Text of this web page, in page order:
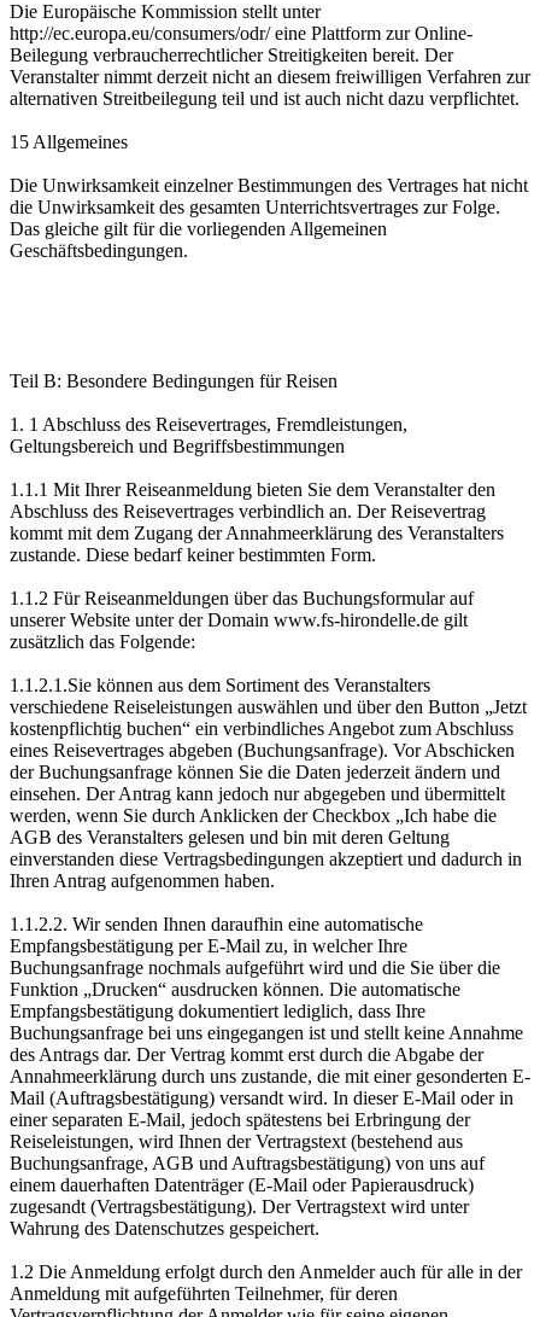
Die Europäische Kommission stellt unter
http://ec.europa.eu/consumers/odr/ eine Plattform zur Online-
Beilegung verbraucherrechtlicher Streitigkeiten bereit. Der
Veranstalter nimmt derzeit nicht an diesem freiwilligen Verfahren zur
alternativen Streitbeilegung teil und ist auch nicht dazu verpflichtet.
15 Allgemeines
Die Unwirksamkeit einzelner Bestimmungen des Vertrages hat nicht
die Unwirksamkeit des gesamten Unterrichtsvertrages zur Folge.
Das gleiche gilt für die vorliegenden Allgemeinen
Geschäftsbedingungen.
Teil B: Besondere Bedingungen für Reisen
1. 1 Abschluss des Reisevertrages, Fremdleistungen,
Geltungsbereich und Begriffsbestimmungen
1.1.1 Mit Ihrer Reiseanmeldung bieten Sie dem Veranstalter den
Abschluss des Reisevertrages verbindlich an. Der Reisevertrag
kommt mit dem Zugang der Annahmeerklärung des Veranstalters
zustande. Diese bedarf keiner bestimmten Form.
1.1.2 Für Reiseanmeldungen über das Buchungsformular auf
unserer Website unter der Domain www.fs-hirondelle.de gilt
zusätzlich das Folgende:
1.1.2.1.Sie können aus dem Sortiment des Veranstalters
verschiedene Reiseleistungen auswählen und über den Button „Jetzt
kostenpflichtig buchen“ ein verbindliches Angebot zum Abschluss
eines Reisevertrages abgeben (Buchungsanfrage). Vor Abschicken
der Buchungsanfrage können Sie die Daten jederzeit ändern und
einsehen. Der Antrag kann jedoch nur abgegeben und übermittelt
werden, wenn Sie durch Anklicken der Checkbox „Ich habe die
AGB des Veranstalters gelesen und bin mit deren Geltung
einverstanden diese Vertragsbedingungen akzeptiert und dadurch in
Ihren Antrag aufgenommen haben.
1.1.2.2. Wir senden Ihnen daraufhin eine automatische
Empfangsbestätigung per E-Mail zu, in welcher Ihre
Buchungsanfrage nochmals aufgeführt wird und die Sie über die
Funktion „Drucken“ ausdrucken können. Die automatische
Empfangsbestätigung dokumentiert lediglich, dass Ihre
Buchungsanfrage bei uns eingegangen ist und stellt keine Annahme
des Antrags dar. Der Vertrag kommt erst durch die Abgabe der
Annahmeerklärung durch uns zustande, die mit einer gesonderten E-
Mail (Auftragsbestätigung) versandt wird. In dieser E-Mail oder in
einer separaten E-Mail, jedoch spätestens bei Erbringung der
Reiseleistungen, wird Ihnen der Vertragstext (bestehend aus
Buchungsanfrage, AGB und Auftragsbestätigung) von uns auf
einem dauerhaften Datenträger (E-Mail oder Papierausdruck)
zugesandt (Vertragsbestätigung). Der Vertragstext wird unter
Wahrung des Datenschutzes gespeichert.
1.2 Die Anmeldung erfolgt durch den Anmelder auch für alle in der
Anmeldung mit aufgeführten Teilnehmer, für deren